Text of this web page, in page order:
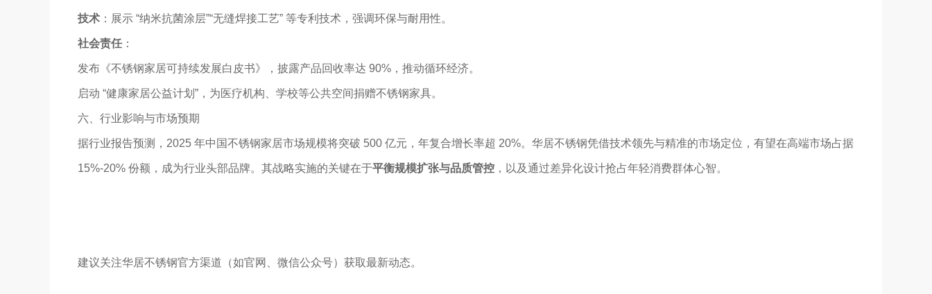
技术 ：展示 “纳米抗菌涂层”“无缝焊接工艺” 等专利技术，强调环保与耐用性。
社会责任 ：
发布《不锈钢家居可持续发展白皮书》，披露产品回收率达 90%，推动循环经济。
启动 “健康家居公益计划”，为医疗机构、学校等公共空间捐赠不锈钢家具。
六、行业影响与市场预期
据行业报告预测，2025 年中国不锈钢家居市场规模将突破 500 亿元，年复合增长率超 20%。华居不锈钢凭借技术领先与精准的市场定位，有望在高端市场占据
15%-20% 份额，成为行业头部品牌。其战略实施的关键在于平衡规模扩张与品质管控 ，以及通过差异化设计抢占年轻消费群体心智。
建议关注华居不锈钢官方渠道（如官网、微信公众号）获取最新动态。